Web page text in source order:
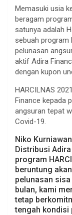
Memasuki usia
beragam
satunya adalah
sebuah program
pelunasan
aktif Adira
dengan kupon
HARCILNAS
Finance kepada
angsuran tepat
Covid-19.
Niko
Distribusi
program
beruntung
pelunasan
bulan, kami
tetap
tengah kondisi